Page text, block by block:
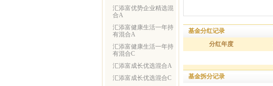
汇添富优势企业精选混
合A
汇添富健康生活一年持
有混合A
汇添富健康生活一年持
有混合C
汇添富成长优选混合A
汇添富成长优选混合C
基金分红记录
分红年度
基金拆分记录